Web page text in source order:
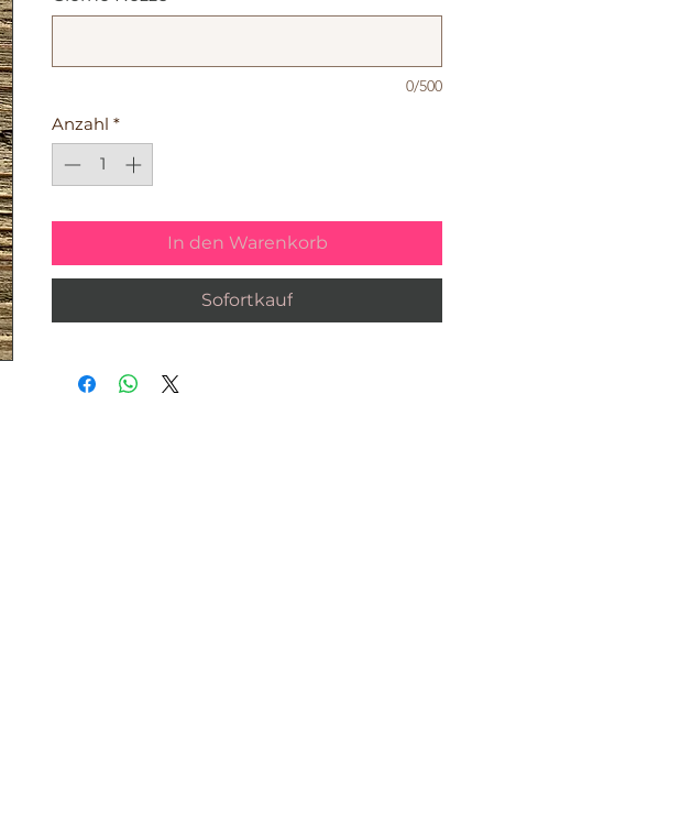
0/500
Anzahl *
In den Warenkorb
Sofortkauf